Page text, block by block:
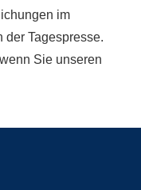
im
der Tagespresse.
Sie unseren